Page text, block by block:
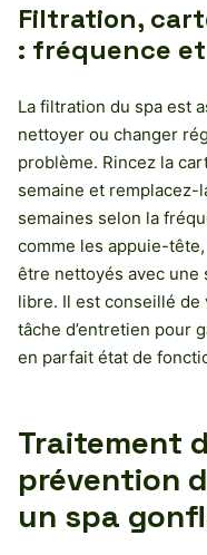
Filtration,
: fréquence
La filtration du spa est
nettoyer ou changer
problème. Rincez la
semaine et remplacez-
semaines selon la
comme les appuie-
être nettoyés avec une
libre. Il est conseillé de
tâche d’entretien pour
en parfait état de
Traitement
prévention
un spa